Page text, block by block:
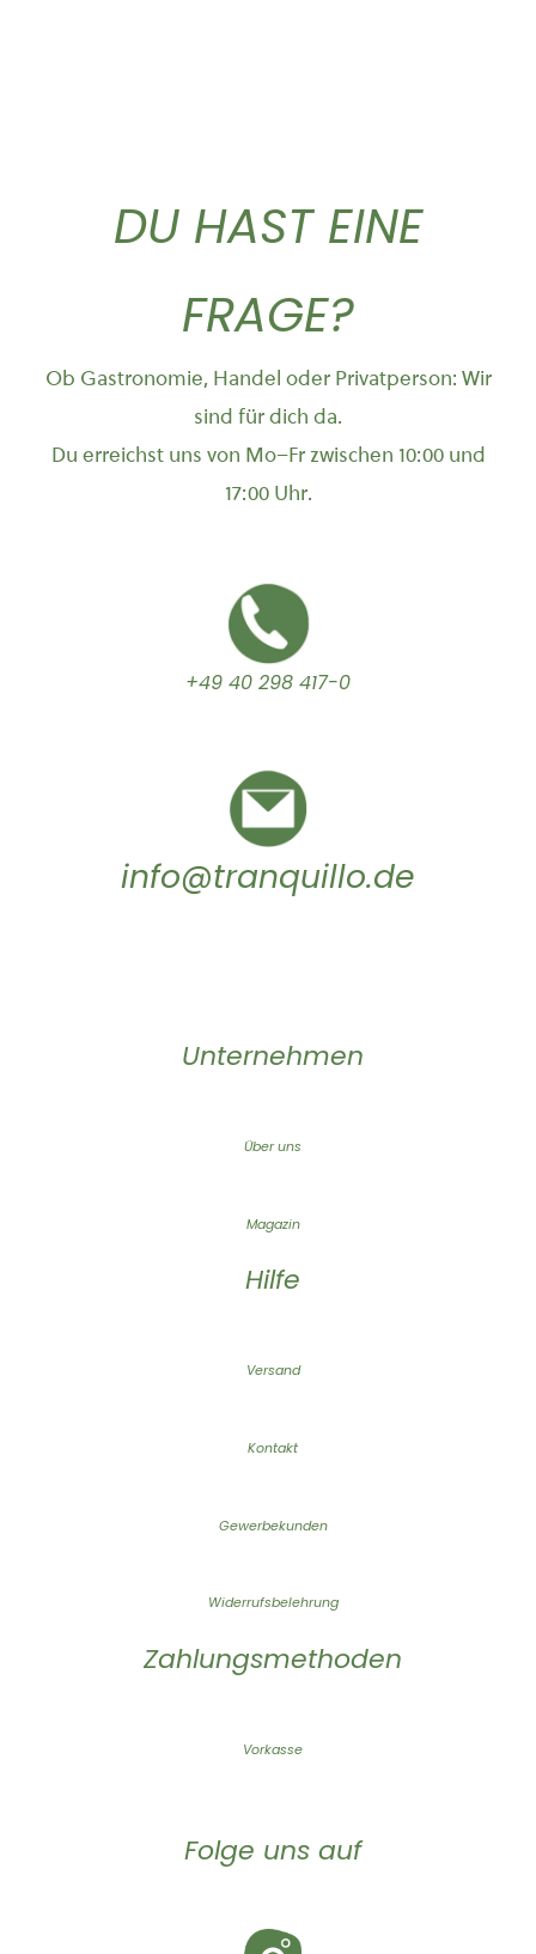
DU HAST EINE
FRAGE?
Ob Gastronomie, Handel oder Privatperson: Wir
sind für dich da.
Du erreichst uns von Mo–Fr zwischen 10:00 und
17:00 Uhr.
+49 40 298 417-0
info@tranquillo.de
Unternehmen
Über uns
Magazin
Hilfe
Versand
Kontakt
Gewerbekunden
Widerrufsbelehrung
Zahlungsmethoden
Vorkasse
Folge uns auf